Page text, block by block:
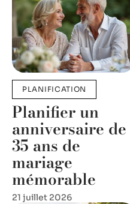
PLANIFICATION
Planifier un
anniversaire de
35 ans de
mariage
mémorable
21 juillet 2026